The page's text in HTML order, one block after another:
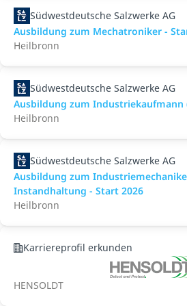
Südwestdeutsche Salzwerke AG
Ausbildung zum Mechatroniker -
Heilbronn
Südwestdeutsche Salzwerke AG
Ausbildung zum Industriekaufmann
Heilbronn
Südwestdeutsche Salzwerke AG
Ausbildung zum
Instandhaltung - Start 2026
Heilbronn
Karriereprofil erkunden
HENSOLDT